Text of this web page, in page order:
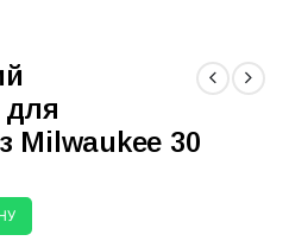
для
Milwaukee 30